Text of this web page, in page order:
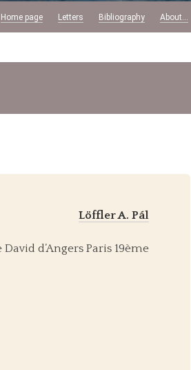
Home page Letters Bibliography About...
Löffler A. Pál
David d’Angers Paris 19ème